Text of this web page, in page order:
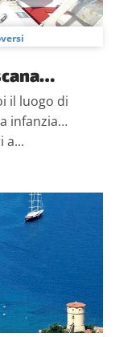
il luogo di
infanzia…
a...